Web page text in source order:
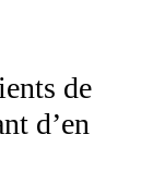
de
d’en